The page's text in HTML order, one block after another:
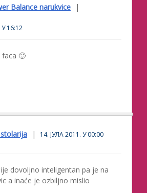
Balance narukvice
16:12
🙂
14. ЈУЛА 2011. У 00:00
dovoljno inteligentan pa je na
a inaće je ozbiljno mislio